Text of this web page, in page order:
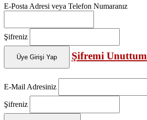
E-Posta Adresi veya Telefon Numaranız
Şifreniz
Üye Girişi Yap Şifremi Unuttum
E-Mail Adresiniz
Şifreniz